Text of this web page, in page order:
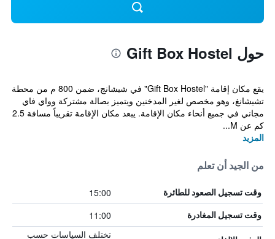
حول Gift Box Hostel
يقع مكان إقامة "Gift Box Hostel" في شيشانج، ضمن 800 م من محطة
تشيشانغ، وهو مخصص لغير المدخنين ويتميز بصالة مشتركة وواي فاي
مجاني في جميع أنحاء مكان الإقامة. يبعد مكان الإقامة تقريباً مسافة 2.5
كم عن M...
المزيد
من الجيد أن تعلم
وقت تسجيل الصعود للطائرة 15:00
وقت تسجيل المغادرة 11:00
تختلف السياسات حسب